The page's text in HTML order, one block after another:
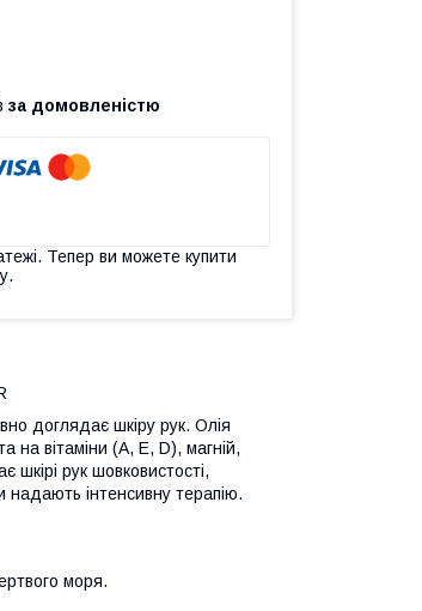
за домовленістю
Тепер ви можете купити
доглядає шкіру рук. Олія
на вітаміни (А, Е, D), магній,
рук шовковистості,
надають інтенсивну терапію.
моря.